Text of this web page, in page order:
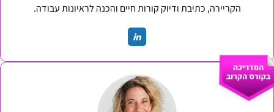
הקריירה, כתיבת ודיוק קורות חיים והכנה לראיונות עבודה.